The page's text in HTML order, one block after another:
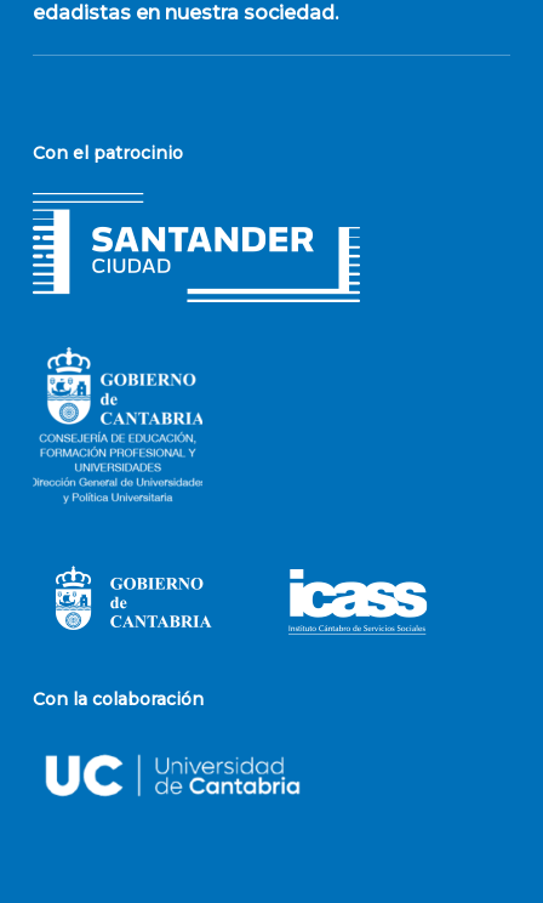
edadistas en nuestra sociedad.
Con el patrocinio
Con la colaboración